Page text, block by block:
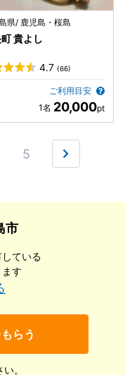
県/ 鹿児島・桜島
貴よし
4.7 (66)
ご利用目安
20,000
5
市
ている
す
らう
。